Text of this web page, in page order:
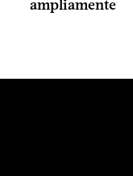
ampliamente”